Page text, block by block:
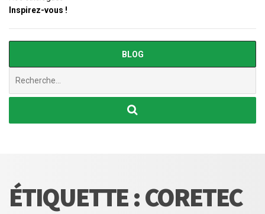
Inspirez-vous !
BLOG
ÉTIQUETTE :CORETEC